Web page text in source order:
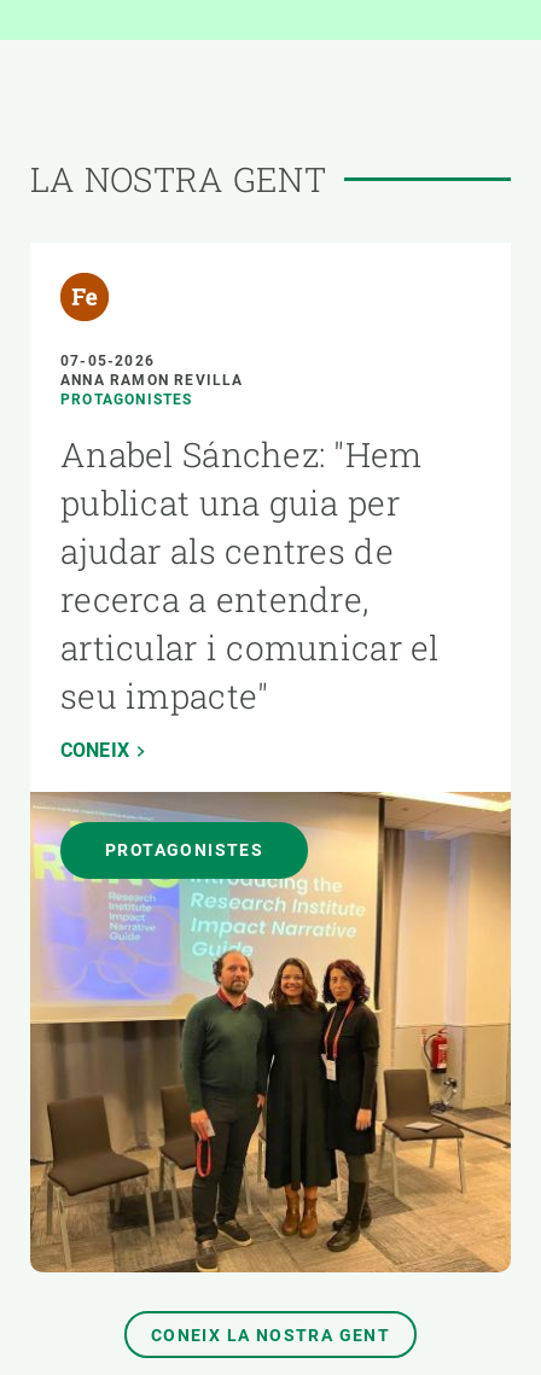
LA NOSTRA GENT
07-05-2026
ANNA RAMON REVILLA
PROTAGONISTES
Anabel Sánchez: "Hem
publicat una guia per
ajudar als centres de
recerca a entendre,
articular i comunicar el
seu impacte"
CONEIX
PROTAGONISTES
CONEIX LA NOSTRA GENT